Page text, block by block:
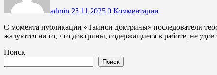
admin 25.11.2025 0 Комментарии
С момента публикации «Тайной доктрины» последователи теософии (за пределами внутреннего круга оккультных наук)
жалуются на то, что доктрины, содержащиеся в работе, не
Поиск
Поиск